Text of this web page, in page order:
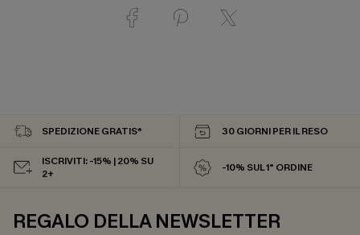
SPEDIZIONE GRATIS* 30 GIORNI PER IL RESO
ISCRIVITI: -15% | 20% SU
2+
-10% SUL 1° ORDINE
REGALO DELLA NEWSLETTER